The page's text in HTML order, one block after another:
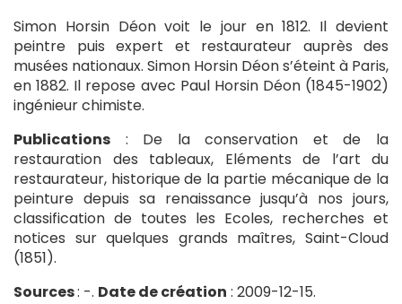
Simon Horsin Déon voit le jour en 1812. Il devient
peintre puis expert et restaurateur auprès des
musées nationaux. Simon Horsin Déon s’éteint à Paris,
en 1882. Il repose avec Paul Horsin Déon (1845-1902)
ingénieur chimiste.
Publications : De la conservation et de la
restauration des tableaux, Eléments de l’art du
restaurateur, historique de la partie mécanique de la
peinture depuis sa renaissance jusqu’à nos jours,
classification de toutes les Ecoles, recherches et
notices sur quelques grands maîtres, Saint-Cloud
(1851).
Sources: -. Date de création : 2009-12-15.